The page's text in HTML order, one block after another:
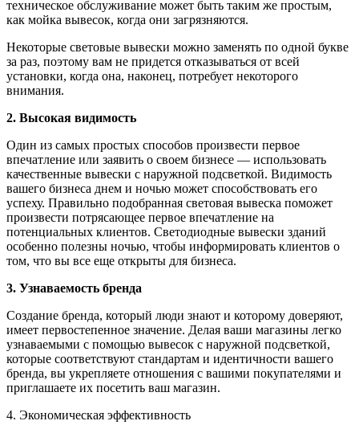
техническое обслуживание может быть таким же простым,
как мойка вывесок, когда они загрязняются.
Некоторые световые вывески можно заменять по одной букве
за раз, поэтому вам не придется отказываться от всей
установки, когда она, наконец, потребует некоторого
внимания.
2. Высокая видимость
Один из самых простых способов произвести первое
впечатление или заявить о своем бизнесе — использовать
качественные вывески с наружной подсветкой. Видимость
вашего бизнеса днем и ночью может способствовать его
успеху. Правильно подобранная световая вывеска поможет
произвести потрясающее первое впечатление на
потенциальных клиентов. Светодиодные вывески зданий
особенно полезны ночью, чтобы информировать клиентов о
том, что вы все еще открыты для бизнеса.
3. Узнаваемость бренда
Создание бренда, который люди знают и которому доверяют,
имеет первостепенное значение. Делая ваши магазины легко
узнаваемыми с помощью вывесок с наружной подсветкой,
которые соответствуют стандартам и идентичности вашего
бренда, вы укрепляете отношения с вашими покупателями и
приглашаете их посетить ваш магазин.
4. Экономическая эффективность